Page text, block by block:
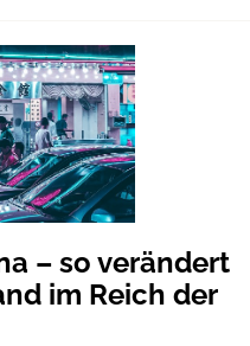
– so verändert
im Reich der